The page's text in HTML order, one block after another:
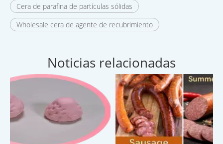
Cera de parafina de partículas sólidas
Wholesale cera de agente de recubrimiento
Noticias relacionadas